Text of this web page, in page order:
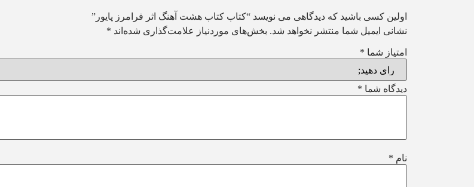
اولین کسی باشید که دیدگاهی می نویسد “کتاب کتاب هشت آهنگ اثر فرامرز پایور”
نشانی ایمیل شما منتشر نخواهد شد. بخش‌های موردنیاز علامت‌گذاری شده‌اند *
امتیاز شما *
دیدگاه شما *
نام *